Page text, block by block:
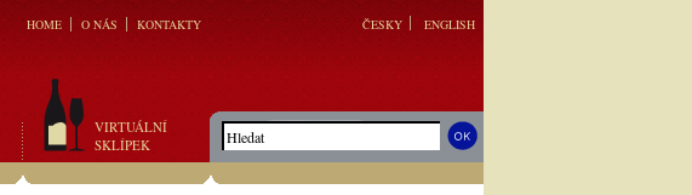
HOME O NÁS KONTAKTY ČESKY ENGLISH
VIRTUÁLNÍ
SKLÍPEK